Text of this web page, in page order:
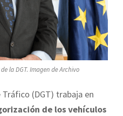
la DGT. Imagen de Archivo
Tráfico (DGT) trabaja en
de los vehículos